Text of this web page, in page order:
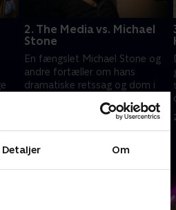
Detaljer Om
2. The Media vs. Michael
Stone
En fængslet Michael Stone og
andre fortæller om hans
dramatiske retssag og dom i
27. oktober 2023 • 44 min